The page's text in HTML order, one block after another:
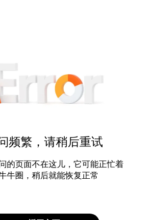
频繁，请稍后重试
的页面不在这儿，它可能正忙着
牛圈，稍后就能恢复正常